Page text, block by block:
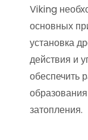
Viking
основных
установка
действия и
обеспечить
затопления.